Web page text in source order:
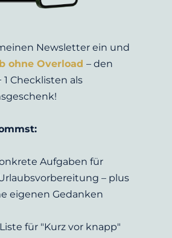
Newsletter ein und
ohne Overload – den
Aufgaben für
– plus
eigenen Gedanken
für "Kurz vor knapp"